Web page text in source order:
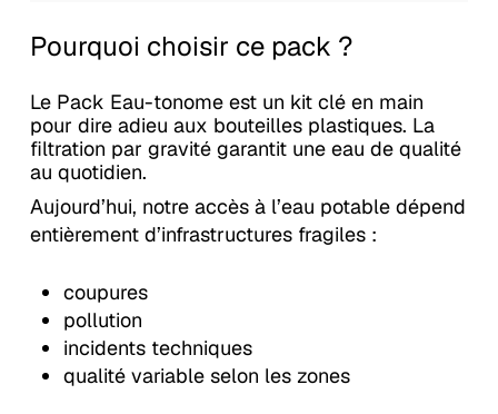
Pourquoi choisir ce pack ?
Le Pack Eau-tonome est un kit clé en main
pour dire adieu aux bouteilles plastiques. La
filtration par gravité garantit une eau de qualité
au quotidien.
Aujourd’hui, notre accès à l’eau potable dépend
entièrement d’infrastructures fragiles :
coupures
pollution
incidents techniques
qualité variable selon les zones